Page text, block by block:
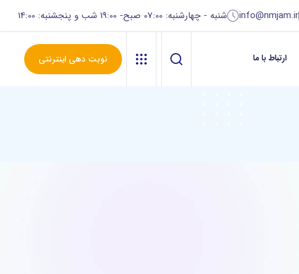
info@nmjam.ir شنبه - چهارشنبه: 07:00 صبح- 19:00 شب و پنجشنبه: 14:00
ارتباط با ما نوبت دهی اینترنتی